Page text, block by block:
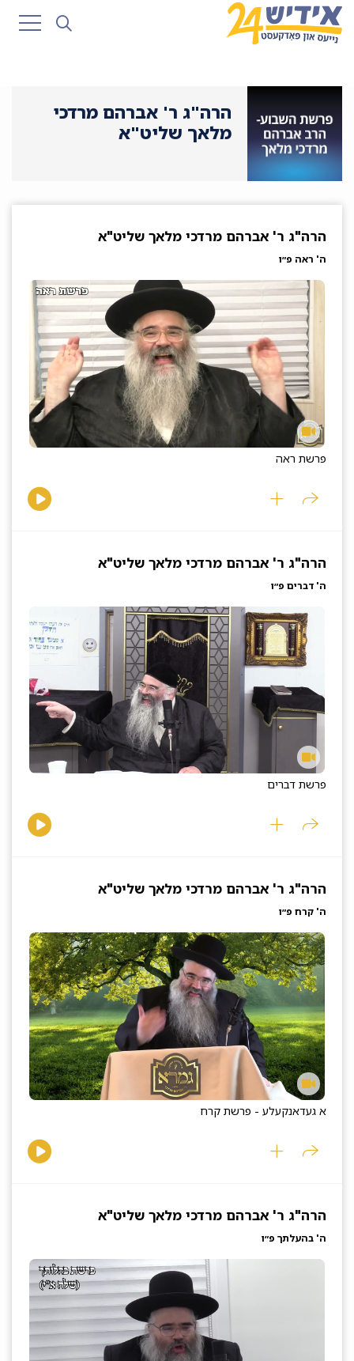
הרה"ג ר' אברהם מרדכי
מלאך שליט"א
הרה"ג ר' אברהם מרדכי מלאך שליט"א
ה' ראה פ״ו
פרשת ראה
הרה"ג ר' אברהם מרדכי מלאך שליט"א
ה' דברים פ״ו
פרשת דברים
הרה"ג ר' אברהם מרדכי מלאך שליט"א
ה' קרח פ״ו
א געדאנקעלע - פרשת קרח
הרה"ג ר' אברהם מרדכי מלאך שליט"א
ה' בהעלתך פ״ו